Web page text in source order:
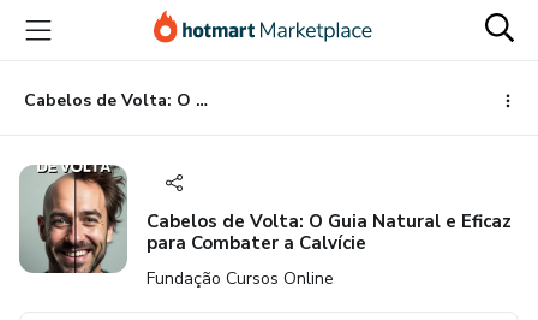
para
conteúdo
principal
para
pagamento
para
rodapé
Cabelos de Volta: O Guia Natural e Eficaz para Combater a Calvície
Cabelos de Volta: O Guia Natural e Eficaz
para Combater a Calvície
Fundação Cursos Online